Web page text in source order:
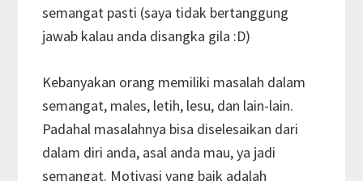
semangat pasti (saya tidak bertanggung
jawab kalau anda disangka gila :D)
Kebanyakan orang memiliki masalah dalam
semangat, males, letih, lesu, dan lain-lain.
Padahal masalahnya bisa diselesaikan dari
dalam diri anda, asal anda mau, ya jadi
semangat. Motivasi yang baik adalah